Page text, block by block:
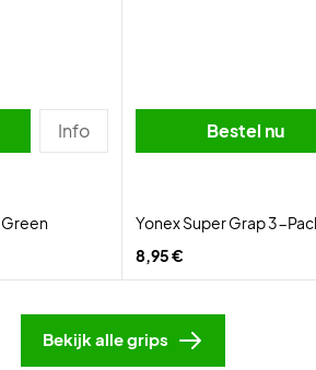
Info Bestel nu
Yonex Super Grap 3-
8,95 €
Bekijk alle grips